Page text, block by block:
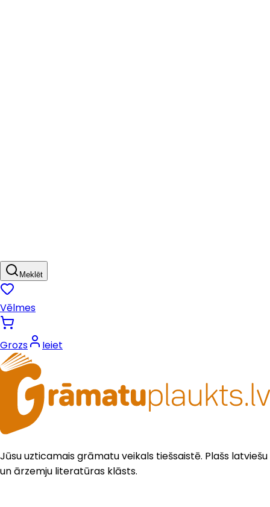
Meklēt
Vēlmes
Grozs Ieiet
Jūsu uzticamais grāmatu veikals tiešsaistē. Plašs latviešu
un ārzemju literatūras klāsts.